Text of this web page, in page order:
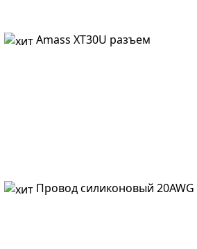
Amass XT30U разъем
Провод силиконовый 20AWG